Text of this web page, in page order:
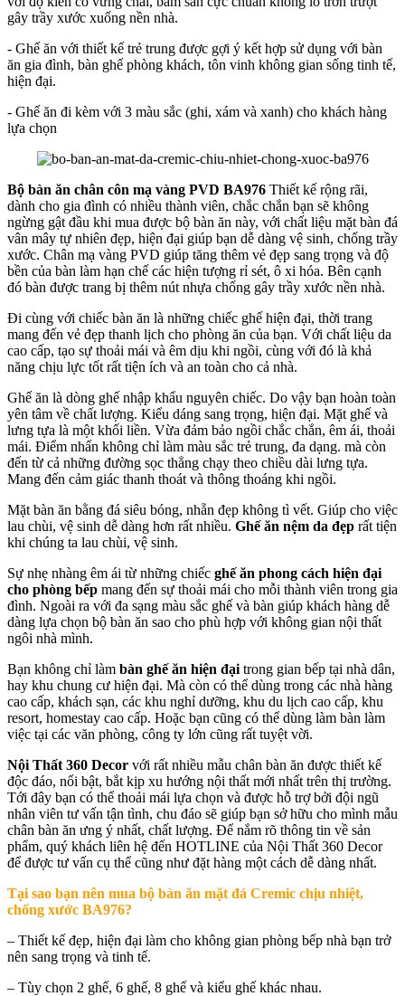
gây trầy xước xuống nền nhà.
- Ghế ăn với thiết kế trẻ trung được gợi ý kết hợp sử dụng với bàn
ăn gia đình, bàn ghế phòng khách, tôn vinh không gian sống tinh tế,
hiện đại.
- Ghế ăn đi kèm với 3 màu sắc (ghi, xám và xanh) cho khách hàng
lựa chọn
Bộ bàn ăn chân côn mạ vàng PVD BA976 Thiết kế rộng rãi,
dành cho gia đình có nhiều thành viên, chắc chắn bạn sẽ không
ngừng gật đầu khi mua được bộ bàn ăn này, với chất liệu mặt bàn đá
vân mây tự nhiên đẹp, hiện đại giúp bạn dễ dàng vệ sinh, chống trầy
xước. Chân mạ vàng PVD giúp tăng thêm vẻ đẹp sang trọng và độ
bền của bàn làm hạn chế các hiện tượng rỉ sét, ô xi hóa. Bên cạnh
đó bàn được trang bị thêm nút nhựa chống gây trầy xước nền nhà.
Đi cùng với chiếc bàn ăn là những chiếc ghế hiện đại, thời trang
mang đến vẻ đẹp thanh lịch cho phòng ăn của bạn. Với chất liệu da
cao cấp, tạo sự thoải mái và êm dịu khi ngồi, cùng với đó là khả
năng chịu lực tốt rất tiện ích và an toàn cho cả nhà.
Ghế ăn là dòng ghế nhập khẩu nguyên chiếc. Do vậy bạn hoàn toàn
yên tâm về chất lượng. Kiểu dáng sang trọng, hiện đại. Mặt ghế và
lưng tựa là một khối liền. Vừa đảm bảo ngồi chắc chắn, êm ái, thoải
mái. Điểm nhấn không chỉ làm màu sắc trẻ trung, đa dạng. mà còn
đến từ cả những đường sọc thẳng chạy theo chiều dài lưng tựa.
Mang đến cảm giác thanh thoát và thông thoáng khi ngồi.
Mặt bàn ăn bằng đá siêu bóng, nhẵn đẹp không tì vết. Giúp cho việc
lau chùi, vệ sinh dễ dàng hơn rất nhiều. Ghế ăn nệm da đẹp rất tiện
khi chúng ta lau chùi, vệ sinh.
Sự nhẹ nhàng êm ái từ những chiếc ghế ăn phong cách hiện đại
cho phòng bếp mang đến sự thoải mái cho mỗi thành viên trong gia
đình. Ngoài ra với đa sạng màu sắc ghế và bàn giúp khách hàng dễ
dàng lựa chọn bộ bàn ăn sao cho phù hợp với không gian nội thất
ngôi nhà mình.
Bạn không chỉ làm bàn ghế ăn hiện đại trong gian bếp tại nhà dân,
hay khu chung cư hiện đại. Mà còn có thể dùng trong các nhà hàng
cao cấp, khách sạn, các khu nghỉ dưỡng, khu du lịch cao cấp, khu
resort, homestay cao cấp. Hoặc bạn cũng có thể dùng làm bàn làm
việc tại các văn phòng, công ty lớn cũng rất tuyệt vời.
Nội Thất 360 Decor với rất nhiều mẫu chân bàn ăn được thiết kế
độc đáo, nổi bật, bắt kịp xu hướng nội thất mới nhất trên thị trường.
Tới đây bạn có thể thoải mái lựa chọn và được hỗ trợ bởi đội ngũ
nhân viên tư vấn tận tình, chu đáo sẽ giúp bạn sở hữu cho mình mẫu
chân bàn ăn ưng ý nhất, chất lượng. Để nắm rõ thông tin về sản
phẩm, quý khách liên hệ đến HOTLINE của Nội Thất 360 Decor
để được tư vấn cụ thể cũng như đặt hàng một cách dễ dàng nhất.
Tại sao bạn nên mua bộ bàn ăn mặt đá Cremic chịu nhiệt,
chống xước BA976?
– Thiết kế đẹp, hiện đại làm cho không gian phòng bếp nhà bạn trở
nên sang trọng và tinh tế.
– Tùy chọn 2 ghế, 6 ghế, 8 ghế và kiểu ghế khác nhau.